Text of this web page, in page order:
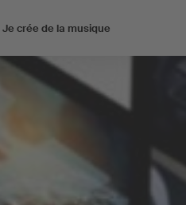
Je crée de la musique